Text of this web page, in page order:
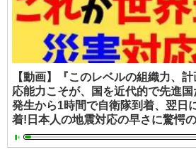
【動画】『このレベルの組織力、
応能力こそが、国を近代的で先進
発生から1時間で自衛隊到着、翌日
着!日本人の地震対応の早さに驚愕